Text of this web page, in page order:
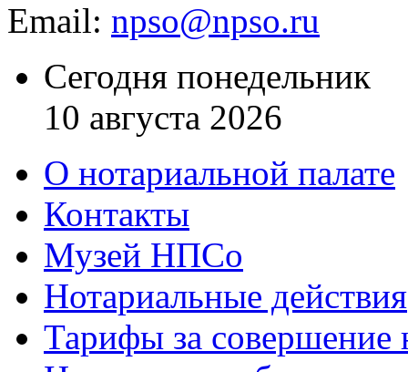
Email: npso@npso.ru
Сегодня понедельник
10 августа 2026
О нотариальной палате
Контакты
Музей НПСо
Нотариальные действия
Тарифы за совершение